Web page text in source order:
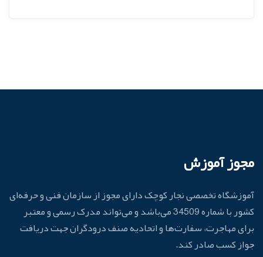
مجوز آموزش
آموزشگاه تخصصی نجار کوچک دارای مجوز از سازمان فنی و حرفه‌ای
کشور با شماره 34509 می‌باشد و می‌تواند مدرک رسمی و معتبر
برای مهاجرت، سفارت‌ها و اتحادیه صنف درودگران جهت دریافت
جواز کسب صادر کند.